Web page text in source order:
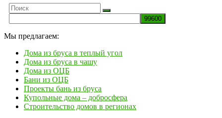
Мы предлагаем:
Дома из бруса в теплый угол
Дома из бруса в чашу
Дома из ОЦБ
Бани из ОЦБ
Проекты бань из бруса
Купольные дома – добросфера
Строительство домов в регионах